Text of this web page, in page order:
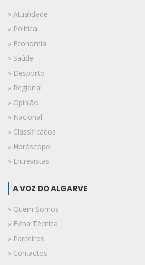
» Atualidade
» Política
» Economia
» Saúde
» Desporto
» Regional
» Opinião
» Nacional
» Classificados
» Horóscopo
» Entrevistas
A VOZ DO ALGARVE
» Quem Somos
» Ficha Técnica
» Parceiros
» Contactos